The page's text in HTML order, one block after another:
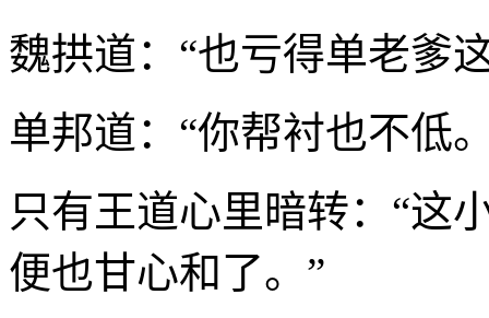
魏拱道：“也亏得单老爹
单邦道：“你帮衬也不低
只有王道心里暗转：“这
便也甘心和了。”